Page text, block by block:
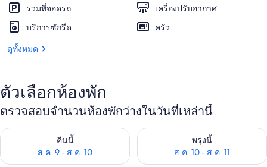
ฝ่ายต้อนรับ
รวมที่จอดรถ
เครื่องปรับอากาศ
บริการซักรีด
ครัว
ดูทั้งหมด
ตัวเลือกห้องพัก
ตรวจสอบจำนวนห้องพักว่างในวันที่เหล่านี้
คืนนี้
ส.ค. 9 - ส.ค. 10
ตรวจสอบจำนวนห้องพักว่างในคืนนี้ ส.ค. 9 - ส.ค. 10
พรุ่งนี้
ส.ค. 10 - ส.ค. 11
ตรวจสอบจำนวนห้องพักว่างใน